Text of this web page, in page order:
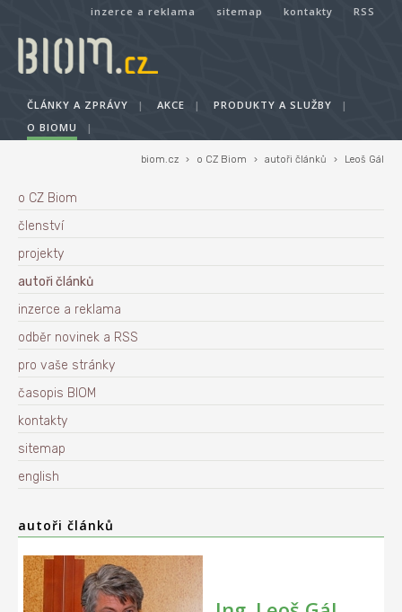
inzerce a reklama sitemap kontakty RSS
ČLÁNKY A ZPRÁVY | AKCE | PRODUKTY A SLUŽBY
|
O BIOMU
|
biom.cz › o CZ Biom › autoři článků › Leoš Gál
o CZ Biom
členství
projekty
autoři článků
inzerce a reklama
odběr novinek a RSS
pro vaše stránky
časopis BIOM
kontakty
sitemap
english
autoři článků